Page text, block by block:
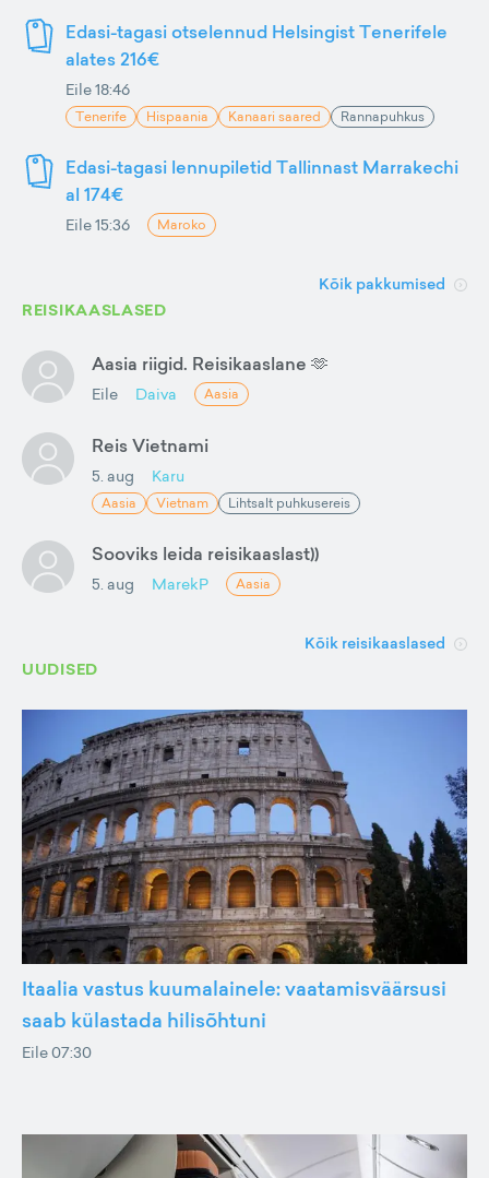
Edasi-tagasi otselennud Helsingist Tenerifele
alates 216€
Eile 18:46
Tenerife Hispaania Kanaari saared Rannapuhkus
Edasi-tagasi lennupiletid Tallinnast Marrakechi
al 174€
Eile 15:36 Maroko
Kõik pakkumised
REISIKAASLASED
Aasia riigid. Reisikaaslane 🫶
Eile Daiva Aasia
Reis Vietnami
5. aug Karu
Aasia Vietnam Lihtsalt puhkusereis
Sooviks leida reisikaaslast))
5. aug MarekP Aasia
Kõik reisikaaslased
UUDISED
Itaalia vastus kuumalainele: vaatamisväärsusi
saab külastada hilisõhtuni
Eile 07:30